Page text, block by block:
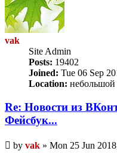
vak
Site Admin
Posts: 19402
Joined: Tue 06 Sep
Location: небольшой
Re: Новости из
Фейсбук...
Unread
post
by vak » Mon 25 Jun